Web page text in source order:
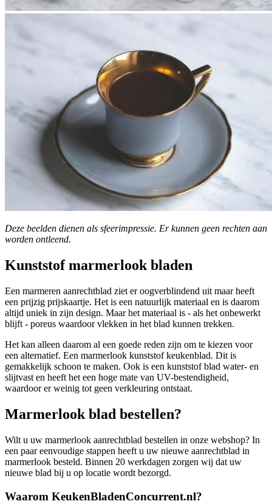
Deze beelden dienen als sfeerimpressie. Er kunnen geen rechten aan
worden ontleend.
Kunststof marmerlook bladen
Een marmeren aanrechtblad ziet er oogverblindend uit maar heeft
een prijzig prijskaartje. Het is een natuurlijk materiaal en is daarom
altijd uniek in zijn design. Maar het materiaal is - als het onbewerkt
blijft - poreus waardoor vlekken in het blad kunnen trekken.
Het kan alleen daarom al een goede reden zijn om te kiezen voor
een alternatief. Een marmerlook kunststof keukenblad. Dit is
gemakkelijk schoon te maken. Ook is een kunststof blad water- en
slijtvast en heeft het een hoge mate van UV-bestendigheid,
waardoor er weinig tot geen verkleuring ontstaat.
Marmerlook blad bestellen?
Wilt u uw marmerlook aanrechtblad bestellen in onze webshop? In
een paar eenvoudige stappen heeft u uw nieuwe aanrechtblad in
marmerlook besteld. Binnen 20 werkdagen zorgen wij dat uw
nieuwe blad bij u op locatie wordt bezorgd.
Waarom KeukenBladenConcurrent.nl?